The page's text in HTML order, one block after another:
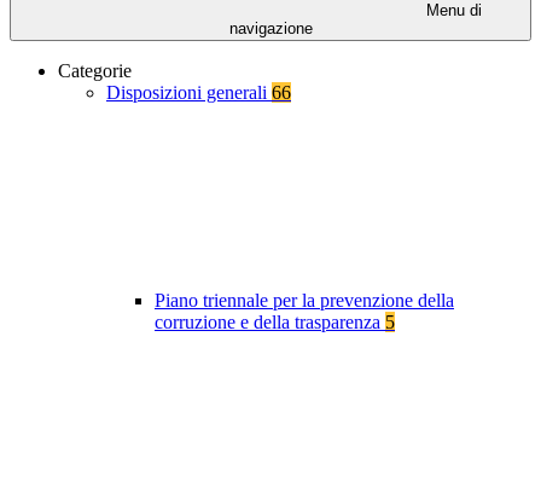
Menu di
navigazione
Categorie
Disposizioni generali 66
Piano triennale per la prevenzione della
corruzione e della trasparenza 5